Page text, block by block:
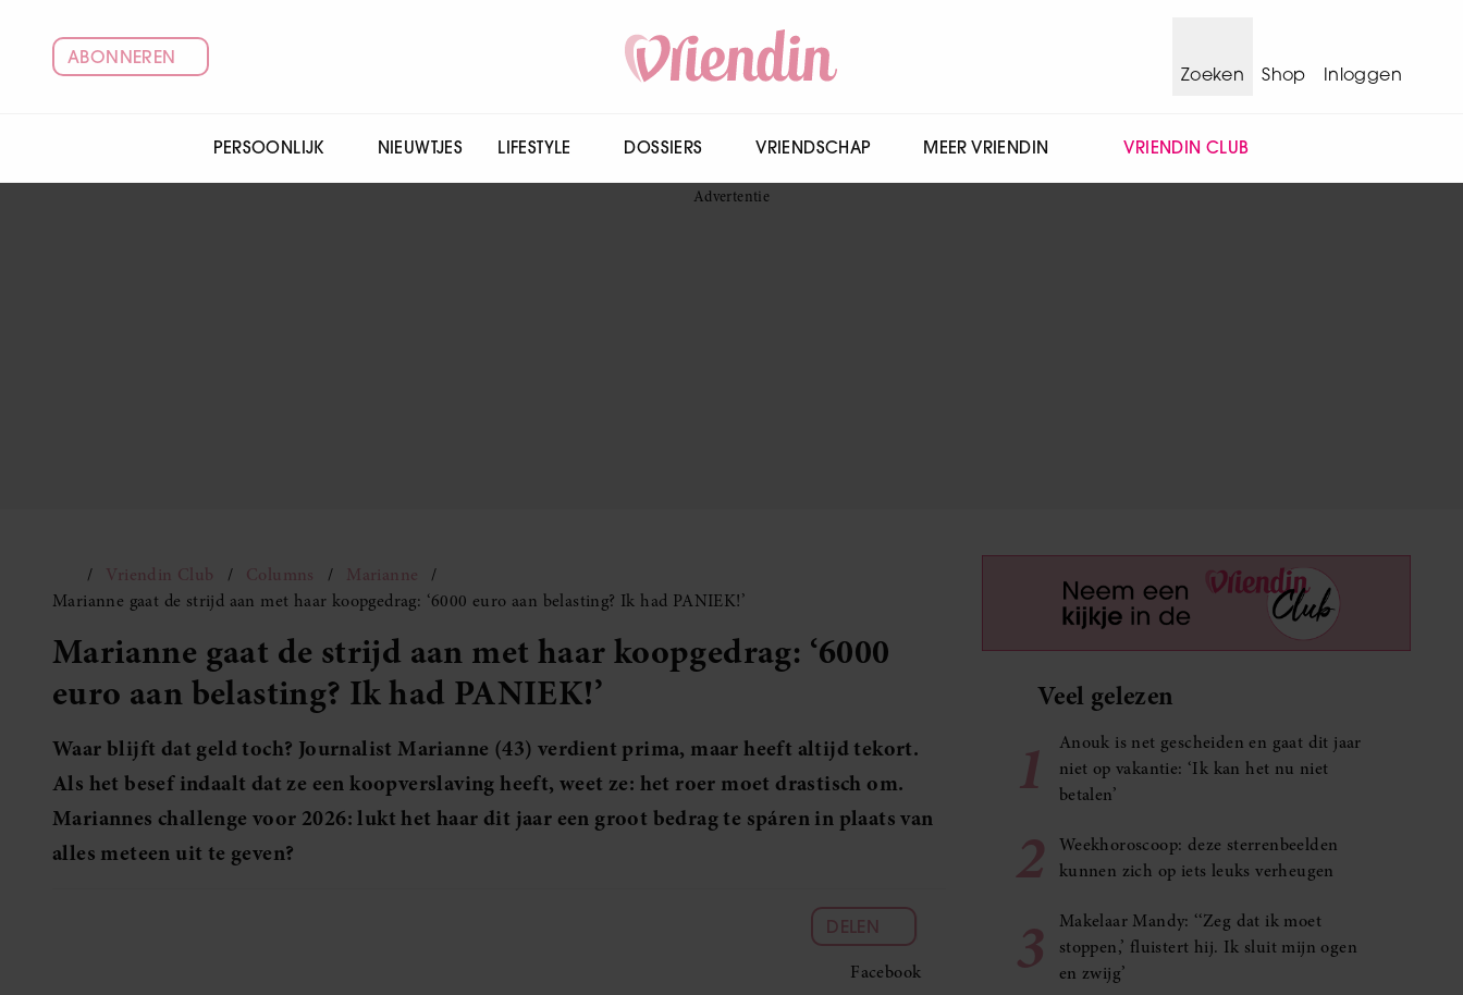
ABONNEREN
Zoeken
Shop Inloggen
PERSOONLIJK NIEUWTJES LIFESTYLE DOSSIERS VRIENDSCHAP MEER VRIENDIN VRIENDIN CLUB
Vriendin Club Columns
Marianne
Marianne gaat de strijd aan met haar koopgedrag: ‘6000 euro aan belasting? Ik had PANIEK!’
Marianne gaat de strijd aan met haar koopgedrag: ‘6000
euro aan belasting? Ik had PANIEK!’
Waar blijft dat geld toch? Journalist Marianne (43) verdient prima, maar heeft altijd tekort.
Als het besef indaalt dat ze een koopverslaving heeft, weet ze: het roer moet drastisch om.
Mariannes challenge voor 2026: lukt het haar dit jaar een groot bedrag te spáren in plaats van
alles meteen uit te geven?
DELEN
Facebook
Veel gelezen
1
Anouk is net gescheiden en gaat dit jaar
niet op vakantie: ‘Ik kan het nu niet
betalen’
2
Weekhoroscoop: deze sterrenbeelden
kunnen zich op iets leuks verheugen
3
Makelaar Mandy: ‘‘Zeg dat ik moet
stoppen,’ fluistert hij. Ik sluit mijn ogen
en zwijg’